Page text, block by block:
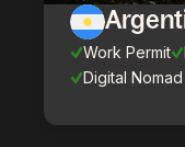
Work Permit
Digital